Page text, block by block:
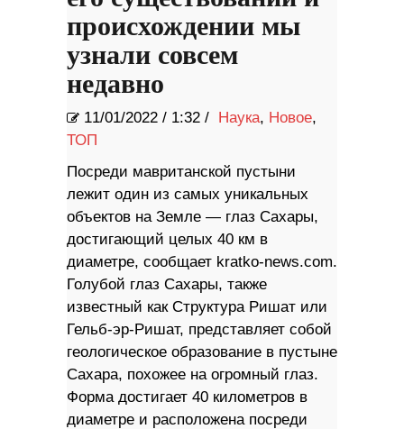
происхождении мы
узнали совсем
недавно
11/01/2022 / 1:32 / Наука, Новое,
ТОП
Посреди мавританской пустыни
лежит один из самых уникальных
объектов на Земле — глаз Сахары,
достигающий целых 40 км в
диаметре, сообщает kratko-news.com.
Голубой глаз Сахары, также
известный как Структура Ришат или
Гельб-эр-Ришат, представляет собой
геологическое образование в пустыне
Сахара, похожее на огромный глаз.
Форма достигает 40 километров в
диаметре и расположена посреди